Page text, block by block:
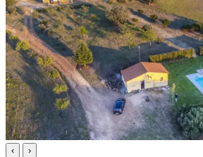
‹ ›